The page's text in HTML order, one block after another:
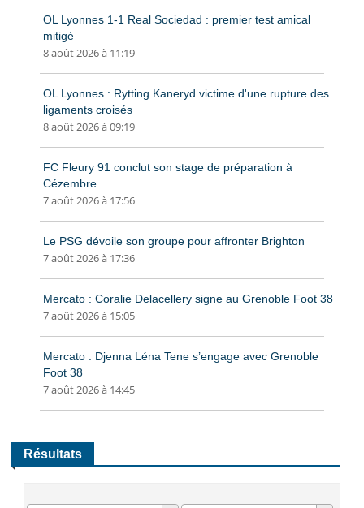
OL Lyonnes 1-1 Real Sociedad : premier test amical
mitigé
8 août 2026 à 11:19
OL Lyonnes : Rytting Kaneryd victime d'une rupture des
ligaments croisés
8 août 2026 à 09:19
FC Fleury 91 conclut son stage de préparation à
Cézembre
7 août 2026 à 17:56
Le PSG dévoile son groupe pour affronter Brighton
7 août 2026 à 17:36
Mercato : Coralie Delacellery signe au Grenoble Foot 38
7 août 2026 à 15:05
Mercato : Djenna Léna Tene s’engage avec Grenoble
Foot 38
7 août 2026 à 14:45
Résultats